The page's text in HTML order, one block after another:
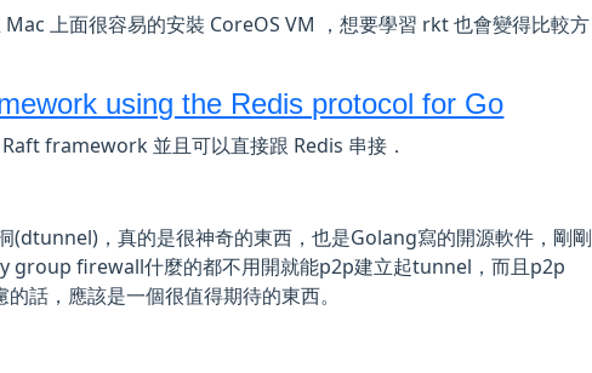
上面很容易的安裝 CoreOS VM ，想要學習 rkt 也會變得比較方
using the Redis protocol for Go
framework 並且可以直接跟 Redis 串接．
(dtunnel)，真的是很神奇的東西，也是Golang寫的開源軟件，剛剛
group firewall什麼的都不用開就能p2p建立起tunnel，而且p2p
話，應該是一個很值得期待的東西。